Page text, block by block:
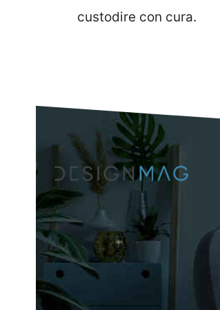
custodire con cura.